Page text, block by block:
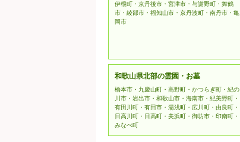
伊根町・京丹後市・宮津市・与謝野町・舞鶴
市・綾部市・福知山市・京丹波町・南丹市・亀
岡市
和歌山県北部の霊園・お墓
橋本市・九慶山町・高野町・かつらぎ町・紀の
川市・岩出市・和歌山市・海南市・紀美野町・
有田川町・有田市・湯浅町・広川町・由良町・
日高川町・日高町・美浜町・御坊市・印南町・
みなべ町